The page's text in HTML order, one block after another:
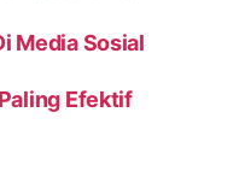
Media Sosial
Efektif